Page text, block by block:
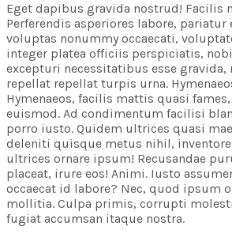
Eget dapibus gravida nostrud! Facilis
Perferendis asperiores labore, pariatur
voluptas nonummy occaecati,
integer platea officiis perspiciatis,
excepturi necessitatibus esse gravida,
repellat repellat turpis urna.
Hymenaeos, facilis mattis quasi
euismod. Ad condimentum facilisi
porro iusto. Quidem ultrices quasi
deleniti quisque metus nihil,
ultrices ornare ipsum! Recusandae
placeat, irure eos! Animi. Iusto
occaecat id labore? Nec, quod ipsum
mollitia. Culpa primis, corrupti
fugiat accumsan itaque nostra.